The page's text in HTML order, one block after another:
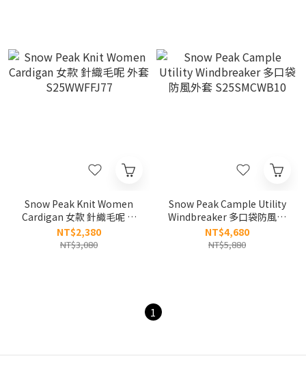
Snow Peak Knit Women
Cardigan 女款 針織毛呢 外
套 S25WWFFJ77
NT$2,380
NT$3,080
Snow Peak Cample Utility
Windbreaker 多口袋防風外
套 S25SMCWB10
NT$4,680
NT$5,880
1